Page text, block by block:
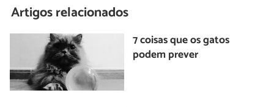
Artigos relacionados
7 coisas que os gatos
podem prever